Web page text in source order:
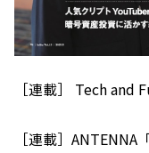
［連載］ Tech and
［連載］ANTENNA